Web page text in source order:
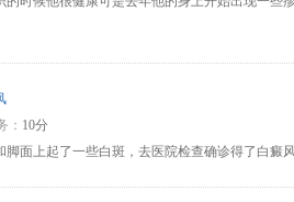
： 10分
脚面上起了一些白斑，去医院检查确诊得了白